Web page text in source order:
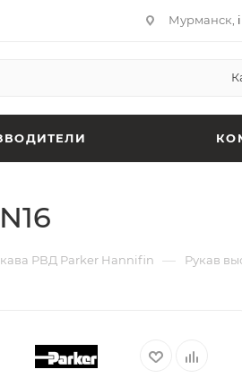
Мурманск,
РВД Parker Hannifin — Рукав